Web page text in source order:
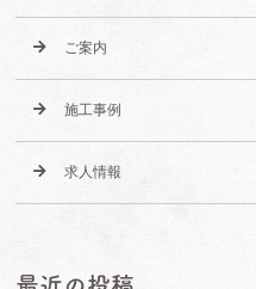
ご案内
施工事例
求人情報